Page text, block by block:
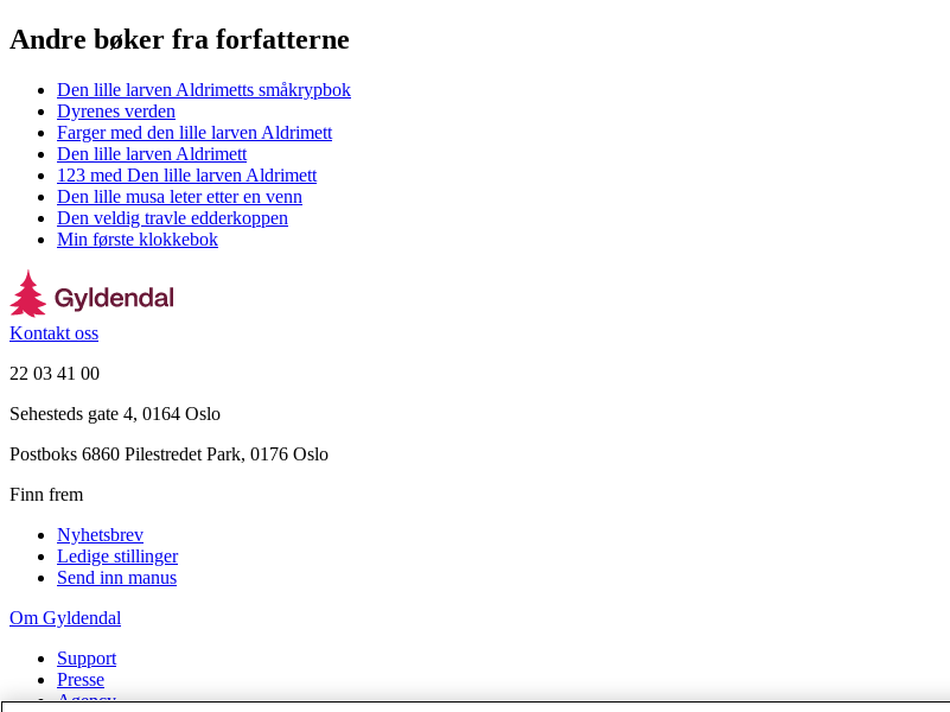
Andre bøker fra forfatterne
Den lille larven Aldrimetts småkrypbok
Dyrenes verden
Farger med den lille larven Aldrimett
Den lille larven Aldrimett
123 med Den lille larven Aldrimett
Den lille musa leter etter en venn
Den veldig travle edderkoppen
Min første klokkebok
Kontakt oss
22 03 41 00
Sehesteds gate 4, 0164 Oslo
Postboks 6860 Pilestredet Park, 0176 Oslo
Finn frem
Nyhetsbrev
Ledige stillinger
Send inn manus
Om Gyldendal
Support
Presse
Agency